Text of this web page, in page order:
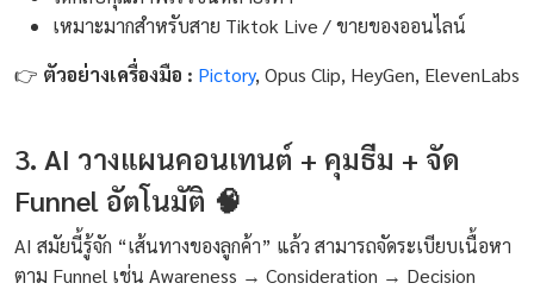
เหมาะมากสำหรับสาย Tiktok Live / ขายของออนไลน์
👉 ตัวอย่างเครื่องมือ : Pictory, Opus Clip, HeyGen, ElevenLabs
3. AI วางแผนคอนเทนต์ + คุมธีม + จัด
Funnel อัตโนมัติ 🧠
AI สมัยนี้รู้จัก “เส้นทางของลูกค้า” แล้ว สามารถจัดระเบียบเนื้อหา
ตาม Funnel เช่น Awareness → Consideration → Decision